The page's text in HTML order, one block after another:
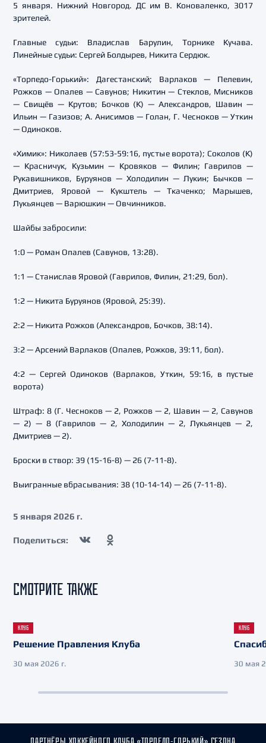
5 января. Нижний Новгород. ДС им В. Коноваленко, 3017
зрителей.
Главные судьи: Владислав Барулин, Торнике Кучава.
Линейные судьи: Сергей Болдырев, Никита Сердюк.
«Торпедо-Горький»: Дагестанский; Варлаков — Пелевин,
Рожков — Опалев — Савунов; Никитин — Стеклов, Мисников
— Свищёв — Крутов; Бочков (К) — Александров, Шавин —
Ильин — Газизов; А. Анисимов — Голан, Г. Чесноков — Уткин
— Одиноков.
«Химик»: Николаев (57:53-59:16, пустые ворота); Соколов (К)
— Красничук, Кузьмин — Кровяков — Филин; Гаврилов —
Рукавишников, Буруянов — Холодилин — Лукин; Бычков —
Дмитриев, Яровой — Кукштель — Ткаченко; Марышев,
Лукьянцев — Варюшкин — Овчинников.
Шайбы забросили:
1:0 — Роман Опалев (Савунов, 13:28).
1:1 — Станислав Яровой (Гаврилов, Филин, 21:29, бол).
1:2 — Никита Буруянов (Яровой, 25:39).
2:2 — Никита Рожков (Александров, Бочков, 38:14).
3:2 — Арсений Варлаков (Опалев, Рожков, 39:11, бол).
4:2 — Сергей Одиноков (Варлаков, Уткин, 59:16, в пустые
ворота)
Штраф: 8 (Г. Чесноков — 2, Рожков — 2, Шавин — 2, Савунов
— 2) — 8 (Гаврилов — 2, Холодилин — 2, Лукьянцев — 2,
Дмитриев — 2).
Броски в створ: 39 (15-16-8) — 26 (7-11-8).
Выигранные вбрасывания: 38 (10-14-14) — 26 (7-11-8).
5 января 2026 г.
Поделиться:
СМОТРИТЕ ТАКЖЕ
КЛУБ
Решение Правления Клуба
30 мая 2026 г.
КЛУБ
30 мая